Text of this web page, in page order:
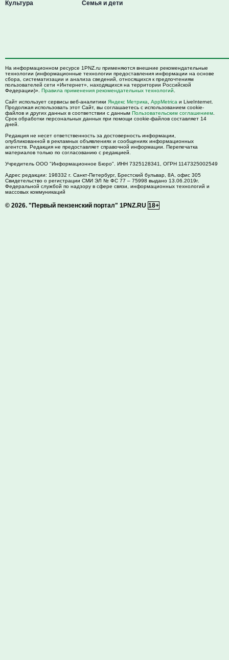
Культура Семья и дети
На информационном ресурсе 1PNZ.ru применяются внешние рекомендательные
технологии (информационные технологии предоставления информации на основе
сбора, систематизации и анализа сведений, относящихся к предпочтениям
пользователей сети «Интернет», находящихся на территории Российской
Федерации)». Правила применения рекомендательных технологий
Сайт использует сервисы веб-аналитики Яндекс Метрика AppMetrica и LiveInternet.
Продолжая использовать этот Сайт, вы соглашаетесь с использованием cookie-
файлов и других данных в соответствии с данным Пользовательским соглашением
Срок обработки персональных данных при помощи cookie-файлов составляет 14
дней.
Редакция не несет ответственность за достоверность информации,
опубликованной в рекламных объявлениях и сообщениях информационных
агентств. Редакция не предоставляет справочной информации. Перепечатка
материалов только по согласованию с редакцией.
Учредитель ООО "Информационное Бюро". ИНН 7325128341, ОГРН 1147325002549
Адрес редакции: 198332 г. Санкт-Петербург, Брестский бульвар, 8А, офис 305
Свидетельство о регистрации СМИ ЭЛ № ФС 77 – 75998 выдано 13.06.2019г.
Федеральной службой по надзору в сфере связи, информационных технологий и
массовых коммуникаций
© 2026. "Первый пензенский портал" 1PNZ.RU 18+